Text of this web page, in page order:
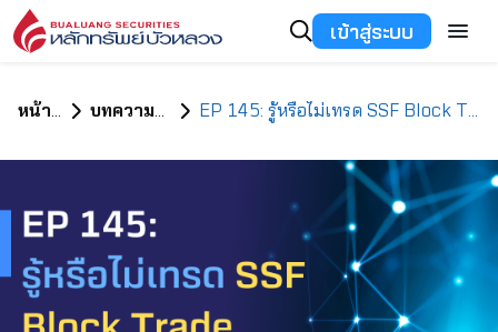
เข้าสู่ระบบ
หน้าแรก บทความทั้งหมด EP 145: รู้หรือไม่เทรด SSF Block Trade ก็ได้ปันผลนะ